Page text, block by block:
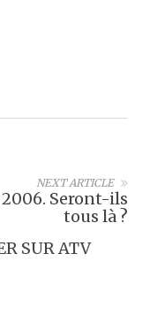
NEXT ARTICLE
Seront-ils
tous là ?
SUR ATV